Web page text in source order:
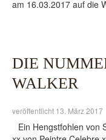
am 16.03.2017 auf die
DIE
WALKER
veröffentlicht 13. März 2017
Ein Hengstfohlen von